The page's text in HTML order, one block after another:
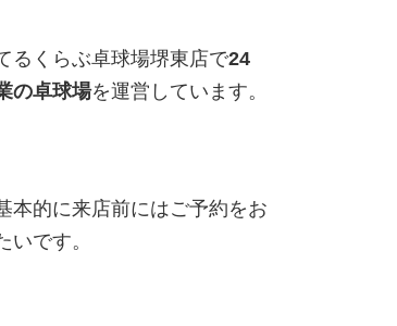
るくらぶ卓球場堺東店で24
の卓球場を運営しています。
本的に来店前にはご予約をお
いです。